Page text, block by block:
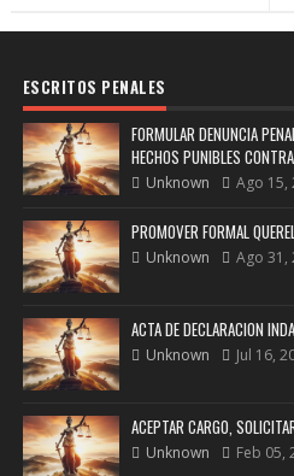
ESCRITOS PENALES
FORMULAR DENUNCIA
HECHOS PUNIBLES
Unknown Ago 15,
PROMOVER FORMAL
Unknown Ago 31,
ACTA DE DECLARACION
Unknown Jul 16,
ACEPTAR CARGO,
Unknown Feb 05,